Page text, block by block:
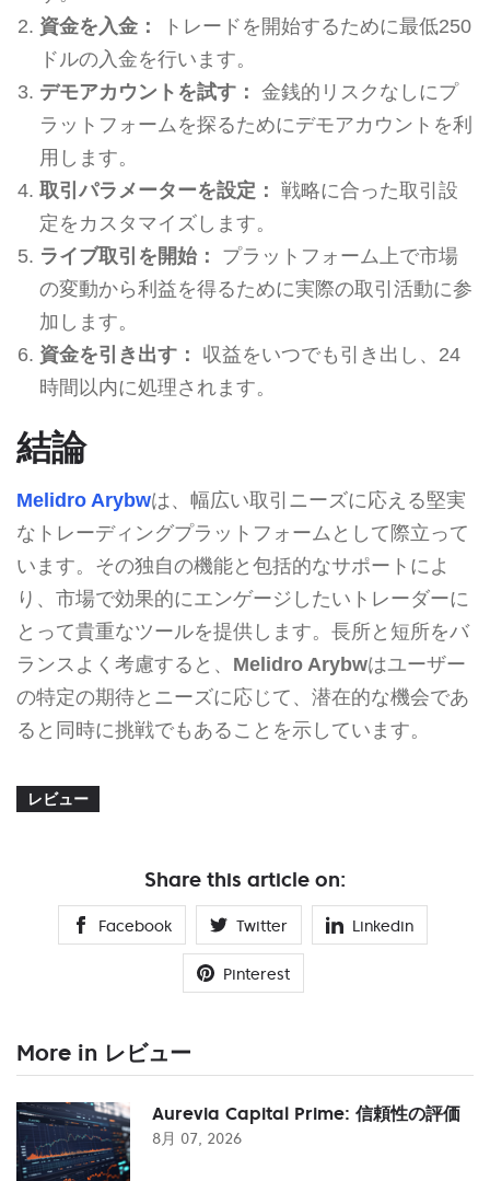
資金を入金：
トレードを開始するために最低250
ドルの入金を行います。
デモアカウントを試す： 金銭的リスクなしにプ
ラットフォームを探るためにデモアカウントを利
用します。
取引パラメーターを設定： 戦略に合った取引設
定をカスタマイズします。
ライブ取引を開始：
プラットフォーム上で市場
の変動から利益を得るために実際の取引活動に参
加します。
資金を引き出す：
収益をいつでも引き出し、24
時間以内に処理されます。
結論
Melidro Arybwは、幅広い取引ニーズに応える堅実
なトレーディングプラットフォームとして際立って
います。その独自の機能と包括的なサポートによ
り、市場で効果的にエンゲージしたいトレーダーに
とって貴重なツールを提供します。長所と短所をバ
ランスよく考慮すると、 Melidro Arybwはユーザー
の特定の期待とニーズに応じて、潜在的な機会であ
ると同時に挑戦でもあることを示しています。
レビュー
Share this article on:
Facebook Twitter Linkedin
Pinterest
More in レビュー
Aurevia Capital Prime: 信頼性の評価
8月 07, 2026